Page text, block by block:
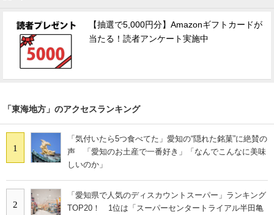
【抽選で5,000円分】Amazonギフトカードが
当たる！読者アンケート実施中
「東海地方」のアクセスランキング
1
「気付いたら5つ食べてた」愛知の“隠れた銘菓”に絶賛の
声 「愛知のお土産で一番好き」「なんでこんなに美味
しいのか」
2
「愛知県で人気のディスカウントスーパー」ランキング
TOP20！ 1位は「スーパーセンタートライアル半田亀